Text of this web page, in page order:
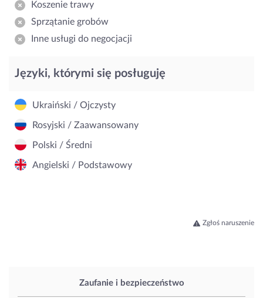
Zaufanie i bezpieczeństwo
Koszenie trawy
Sprzątanie grobów
Inne usługi do negocjacji
Języki, którymi się posługuję
Ukraiński / Ojczysty
Rosyjski / Zaawansowany
Polski / Średni
Angielski / Podstawowy
Zgłoś naruszenie